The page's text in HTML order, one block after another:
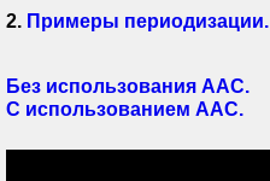
2. Примеры периодизации.
Без использования ААС.
С использованием ААС.